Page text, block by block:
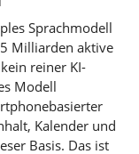
Sprachmodell
Milliarden aktive
reiner KI-
Modell
Kalender und
Basis. Das ist